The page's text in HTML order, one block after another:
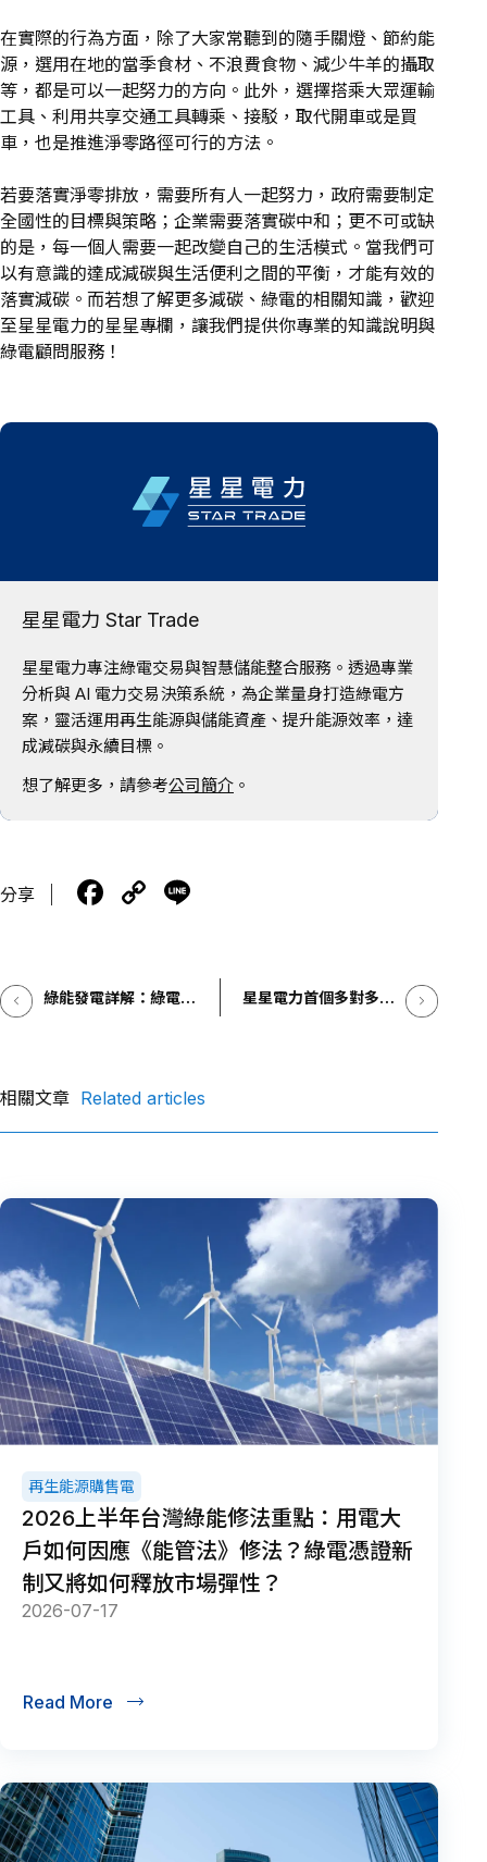
在實際的行為方面，除了大家常聽到的隨手關燈、節約能
源，選用在地的當季食材、不浪費食物、減少牛羊的攝取
等，都是可以一起努力的方向。此外，選擇搭乘大眾運輸
工具、利用共享交通工具轉乘、接駁，取代開車或是買
車，也是推進淨零路徑可行的方法。
若要落實淨零排放，需要所有人一起努力，政府需要制定
全國性的目標與策略；企業需要落實碳中和；更不可或缺
的是，每一個人需要一起改變自己的生活模式。當我們可
以有意識的達成減碳與生活便利之間的平衡，才能有效的
落實減碳。而若想了解更多減碳、綠電的相關知識，歡迎
至星星電力的星星專欄 ，讓我們提供你專業的知識說明與
綠電顧問服務！
星星電力 Star Trade
星星電力專注綠電交易與智慧儲能整合服務。透過專業
分析與 AI 電力交易決策系統，為企業量身打造綠電方
案，靈活運用再生能源與儲能資產、提升能源效率，達
成減碳與永續目標。
想了解更多，請參考公司簡介 。
分享
F
e
o
k
C
y
k
綠能發電詳解：綠電是
星星電力首個多對多案
相關文章 Related articles
再生能源購售電
2026上半年台灣綠能修法重點：用電大
戶如何因應《能管法》修法？綠電憑證新
制又將如何釋放市場彈性？
2026-07-17
Read More